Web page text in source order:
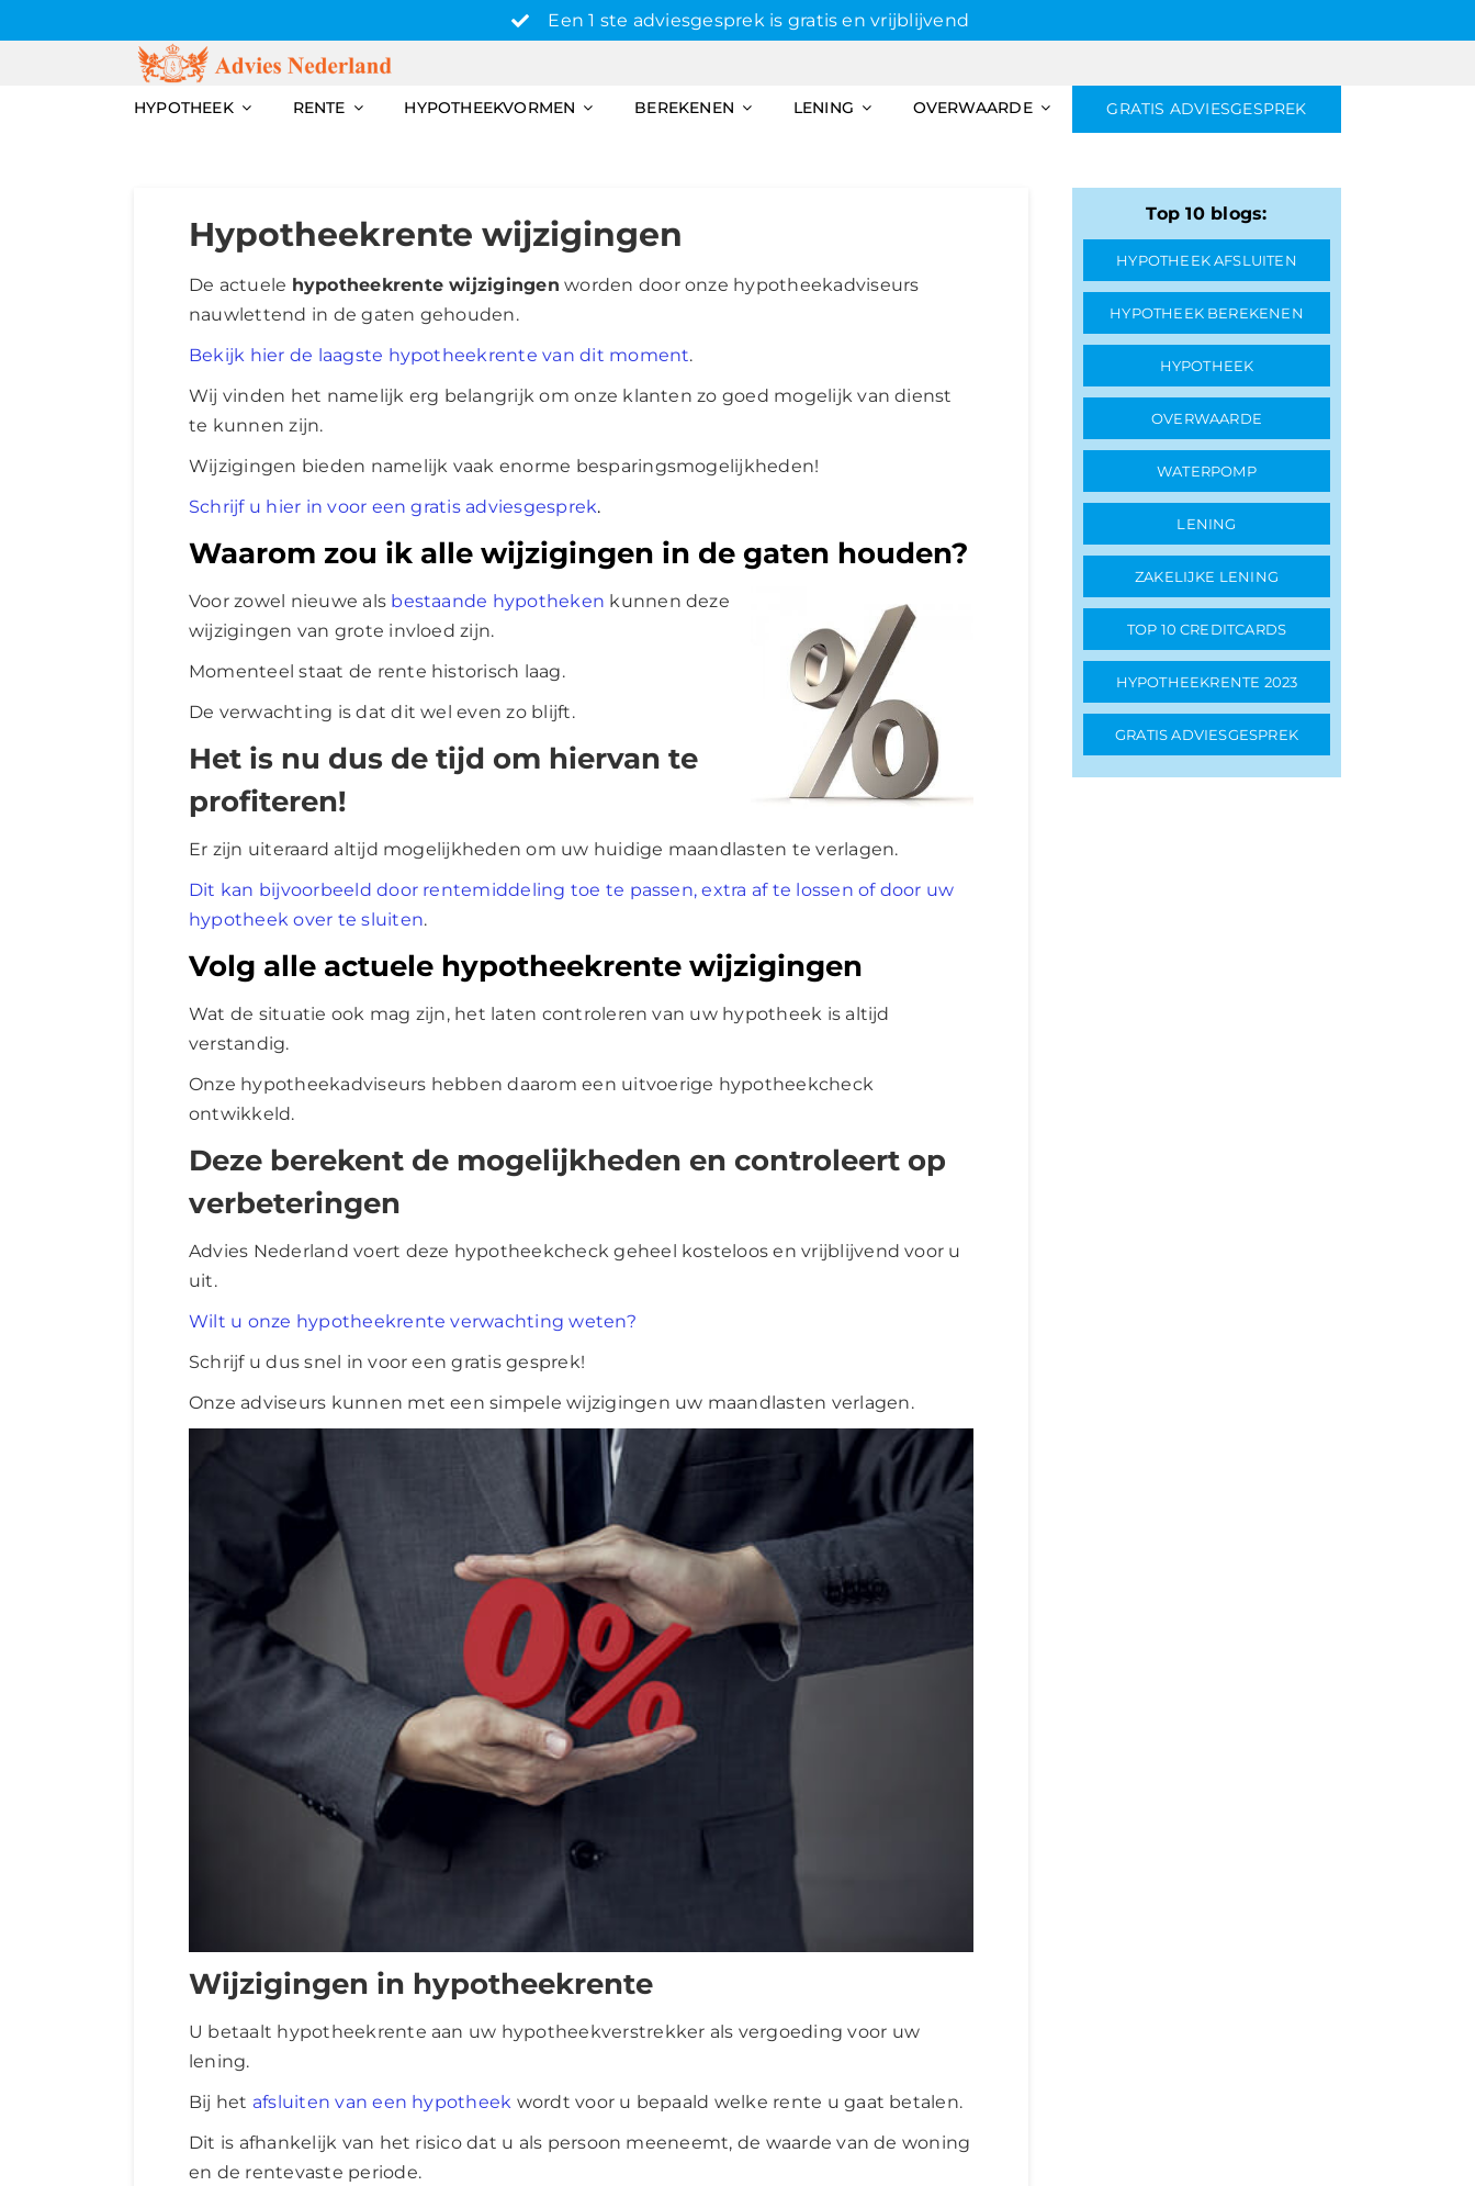
to
Een 1 ste adviesgesprek is gratis en vrijblijvend
HYPOTHEEK RENTE HYPOTHEEKVORMEN BEREKENEN LENING OVERWAARDE GRATIS ADVIESGESPREK
Hypotheekrente wijzigingen
De actuele hypotheekrente wijzigingen worden door onze hypotheekadviseurs
nauwlettend in de gaten gehouden.
Bekijk hier de laagste hypotheekrente van dit moment.
Wij vinden het namelijk erg belangrijk om onze klanten zo goed mogelijk van dienst
te kunnen zijn.
Wijzigingen bieden namelijk vaak enorme besparingsmogelijkheden!
Schrijf u hier in voor een gratis adviesgesprek.
Waarom zou ik alle wijzigingen in de gaten houden?
Voor zowel nieuwe als bestaande hypotheken kunnen deze
wijzigingen van grote invloed zijn.
Momenteel staat de rente historisch laag.
De verwachting is dat dit wel even zo blijft.
Het is nu dus de tijd om hiervan te
profiteren!
Er zijn uiteraard altijd mogelijkheden om uw huidige maandlasten te verlagen.
Dit kan bijvoorbeeld door rentemiddeling toe te passen, extra af te lossen of door uw
hypotheek over te sluiten.
Volg alle actuele hypotheekrente wijzigingen
Wat de situatie ook mag zijn, het laten controleren van uw hypotheek is altijd
verstandig.
Onze hypotheekadviseurs hebben daarom een uitvoerige hypotheekcheck
ontwikkeld.
Deze berekent de mogelijkheden en controleert op
verbeteringen
Advies Nederland voert deze hypotheekcheck geheel kosteloos en vrijblijvend voor u
uit.
Wilt u onze hypotheekrente verwachting weten?
Schrijf u dus snel in voor een gratis gesprek!
Onze adviseurs kunnen met een simpele wijzigingen uw maandlasten verlagen.
Wijzigingen in hypotheekrente
U betaalt hypotheekrente aan uw hypotheekverstrekker als vergoeding voor uw
lening.
Bij het afsluiten van een hypotheek wordt voor u bepaald welke rente u gaat betalen.
Dit is afhankelijk van het risico dat u als persoon meeneemt, de waarde van de woning
en de rentevaste periode.
Top 10 blogs:
HYPOTHEEK AFSLUITEN
HYPOTHEEK BEREKENEN
HYPOTHEEK
OVERWAARDE
WATERPOMP
LENING
ZAKELIJKE LENING
TOP 10 CREDITCARDS
HYPOTHEEKRENTE 2023
GRATIS ADVIESGESPREK